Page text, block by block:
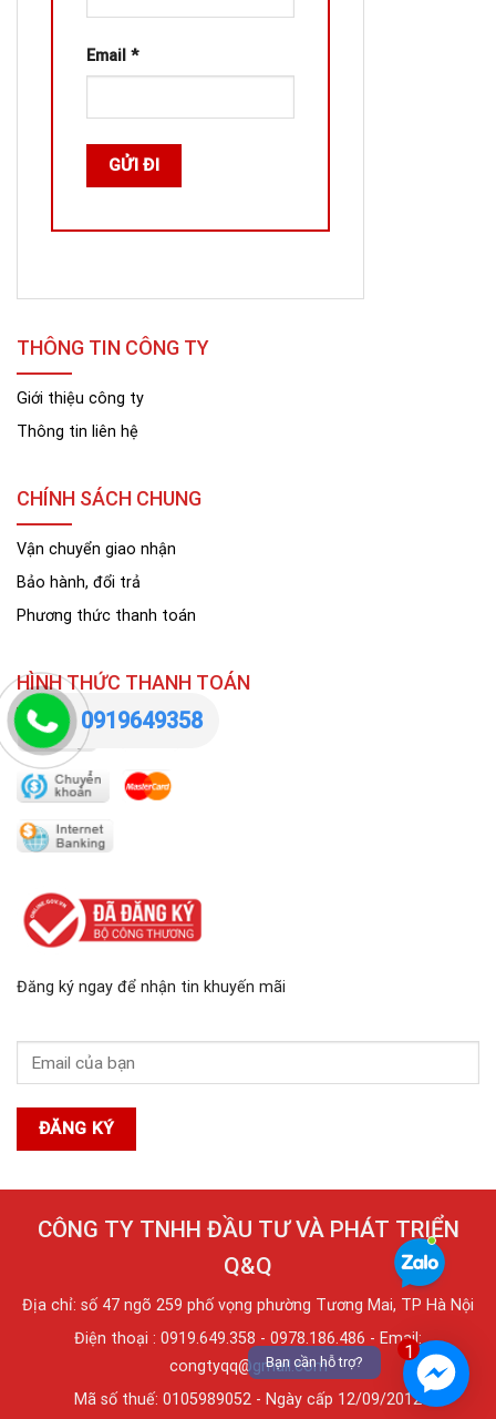
Email *
THÔNG TIN CÔNG TY
Giới thiệu công ty
Thông tin liên hệ
CHÍNH SÁCH CHUNG
Vận chuyển giao nhận
Bảo hành, đổi trả
Phương thức thanh toán
HÌNH THỨC THANH TOÁN
Đăng ký ngay để nhận tin khuyến mãi
CÔNG TY TNHH ĐẦU TƯ VÀ PHÁT TRIỂN
Q&Q
Địa chỉ: số 47 ngõ 259 phố vọng phường Tương Mai, TP Hà Nội
Điện thoại : 0919.649.358 - 0978.186.486 - Email:
congtyqq@gmail.com
Mã số thuế: 0105989052 - Ngày cấp 12/09/2012
0919649358
1
Bạn cần hỗ trợ?